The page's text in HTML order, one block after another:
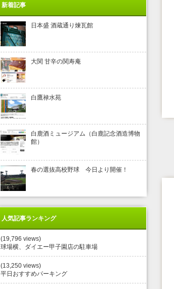
新着記事
日本盛 酒蔵通り煉瓦館
大関 甘辛の関寿庵
白鷹禄水苑
白鹿酒ミュージアム（白鹿記念酒造博物
館）
春の選抜高校野球 今日より開催！
人気記事ランキング
(19,796 views)
球場横、ダイエー甲子園店の駐車場
(13,250 views)
平日おすすめパーキング